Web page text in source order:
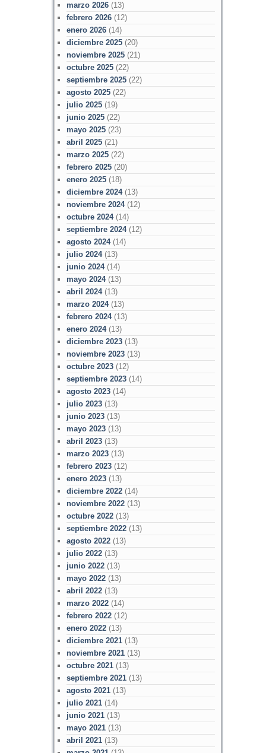
marzo 2026(13)
febrero 2026(12)
enero 2026(14)
diciembre 2025(20)
noviembre 2025(21)
octubre 2025(22)
septiembre 2025(22)
agosto 2025(22)
julio 2025(19)
junio 2025(22)
mayo 2025(23)
abril 2025(21)
marzo 2025(22)
febrero 2025(20)
enero 2025(18)
diciembre 2024(13)
noviembre 2024(12)
octubre 2024(14)
septiembre 2024(12)
agosto 2024(14)
julio 2024(13)
junio 2024(14)
mayo 2024(13)
abril 2024(13)
marzo 2024(13)
febrero 2024(13)
enero 2024(13)
diciembre 2023(13)
noviembre 2023(13)
octubre 2023(12)
septiembre 2023(14)
agosto 2023(14)
julio 2023(13)
junio 2023(13)
mayo 2023(13)
abril 2023(13)
marzo 2023(13)
febrero 2023(12)
enero 2023(13)
diciembre 2022(14)
noviembre 2022(13)
octubre 2022(13)
septiembre 2022(13)
agosto 2022(13)
julio 2022(13)
junio 2022(13)
mayo 2022(13)
abril 2022(13)
marzo 2022(14)
febrero 2022(12)
enero 2022(13)
diciembre 2021(13)
noviembre 2021(13)
octubre 2021(13)
septiembre 2021(13)
agosto 2021(13)
julio 2021(14)
junio 2021(13)
mayo 2021(13)
abril 2021(13)